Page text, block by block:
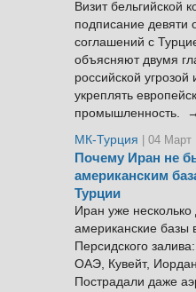
Визит бельгийской
подписание девяти
соглашений с
объясняют двумя
российской
укреплять
промышленность. →
МК-Турция
| 04 Март
Почему Иран не
американским
Турции
Иран уже
американские базы
Персидского
ОАЭ, Кувейт,
Пострадали даже